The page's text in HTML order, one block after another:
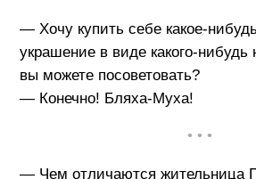
— Хочу купить себе какое-
украшение в виде какого-нибудь
вы можете посоветовать?
— Конечно! Бляха-Муха!
• • •
— Чем отличаются жительница